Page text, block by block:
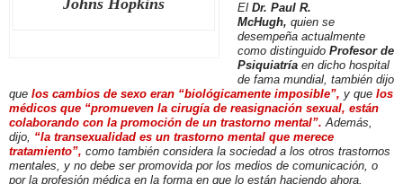
Johns Hopkins
El Dr. Paul R.
McHugh, quien se
desempeña actualmente
como distinguido Profesor de
Psiquiatría en dicho hospital
de fama mundial, también dijo
que los cambios de sexo eran “biológicamente imposible”, y que los
médicos que “promueven la cirugía de reasignación sexual, están
colaborando con la promoción de un trastorno mental”. Además,
dijo, “la transexualidad es un trastorno mental que merece
tratamiento”, como también considera la sociedad a los otros trastornos
mentales, y no debe ser promovida por los medios de comunicación, o
por la profesión médica en la forma en que lo están haciendo ahora.